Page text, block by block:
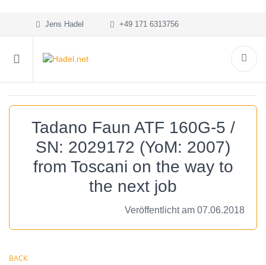
Jens Hadel +49 171 6313756
Tadano Faun ATF 160G-5 /
SN: 2029172 (YoM: 2007)
from Toscani on the way to
the next job
Veröffentlicht am 07.06.2018
BACK